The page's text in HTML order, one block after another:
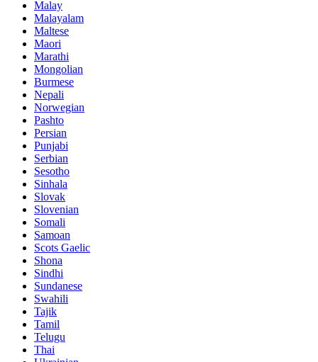
Malay
Malayalam
Maltese
Maori
Marathi
Mongolian
Burmese
Nepali
Norwegian
Pashto
Persian
Punjabi
Serbian
Sesotho
Sinhala
Slovak
Slovenian
Somali
Samoan
Scots Gaelic
Shona
Sindhi
Sundanese
Swahili
Tajik
Tamil
Telugu
Thai